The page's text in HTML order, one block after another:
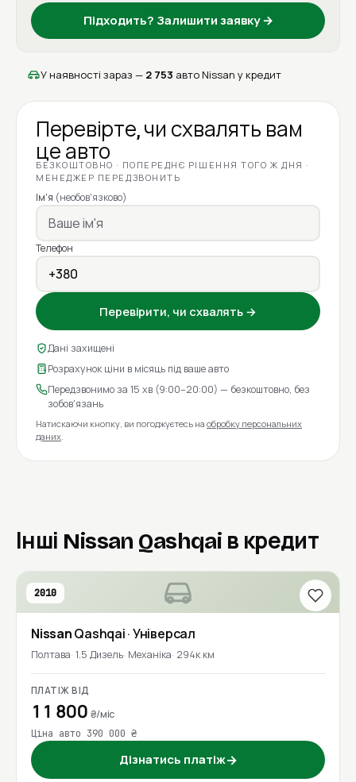
Підходить? Залишити заявку →
У наявності зараз — 2 753 авто Nissan у кредит
Перевірте, чи схвалять вам
це авто
БЕЗКОШТОВНО · ПОПЕРЕДНЄ РІШЕННЯ ТОГО Ж ДНЯ ·
МЕНЕДЖЕР ПЕРЕДЗВОНИТЬ
Ім'я (необов'язково)
Телефон
Перевірити, чи схвалять →
Дані захищені
Розрахунок ціни в місяць під ваше авто
Передзвонимо за 15 хв (9:00–20:00) — безкоштовно, без
зобов'язань
Натискаючи кнопку, ви погоджуєтесь на обробку персональних
даних.
Інші Nissan Qashqai в кредит
2010
NissanQashqai· Універсал
Полтава 1.5 Дизель Механіка 294к км
ПЛАТІЖ ВІД
11 800 ₴/міс
Ціна авто 390 000 ₴
Дізнатись платіж→